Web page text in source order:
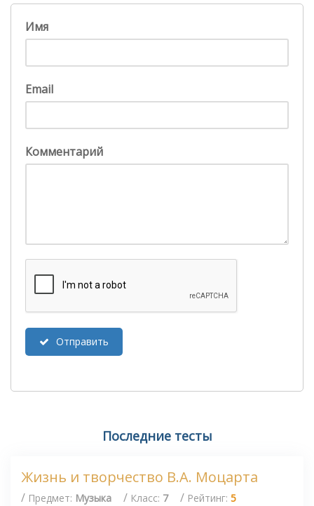
Имя
Email
Комментарий
Отправить
Последние тесты
Жизнь и творчество В.А. Моцарта
/ Предмет: Музыка / Класс: 7 / Рейтинг: 5